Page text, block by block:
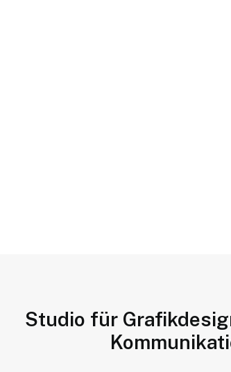
Studio für